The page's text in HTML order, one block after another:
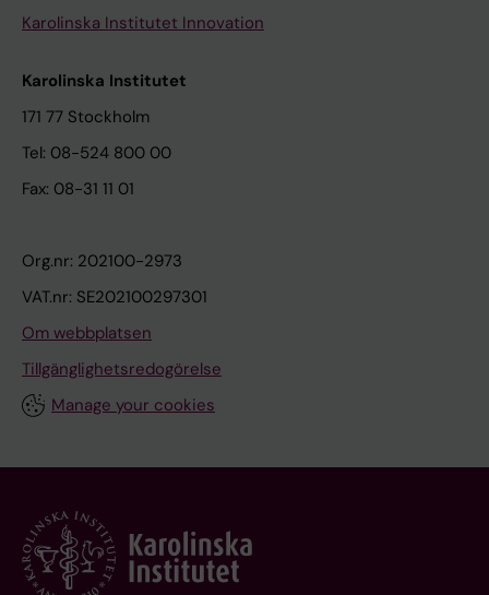
Karolinska Institutet Innovation
Karolinska Institutet
171 77 Stockholm
Tel: 08-524 800 00
Fax: 08-31 11 01
Org.nr: 202100-2973
VAT.nr: SE202100297301
Om webbplatsen
Tillgänglighetsredogörelse
Manage your cookies